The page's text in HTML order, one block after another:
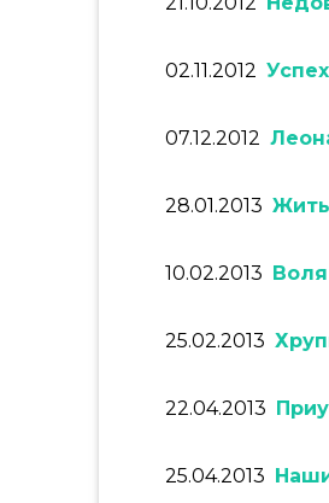
02.11.2012
07.12.2012
28.01.2013
10.02.2013
25.02.2013
22.04.2013
25.04.2013